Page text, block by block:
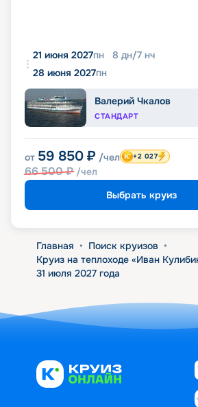
21 июня 2027пн 8 дн/7 нч
28 июня 2027пн
Валерий Чкалов
СТАНДАРТ
от 59 850 ₽ /чел
66 500₽ /чел
+2 027
Выбрать круиз
Главная • Поиск круизов •
Круиз на теплоходе «Иван
31 июля 2027 года